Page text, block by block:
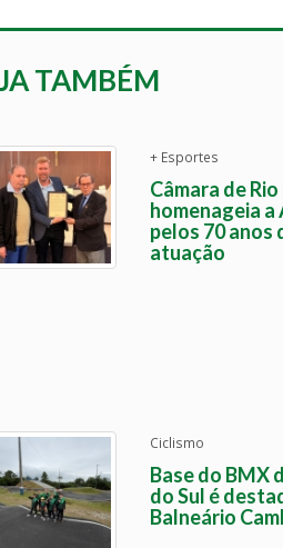
TAMBÉM
+ Esportes
Câmara de Rio
homenageia a
pelos 70 anos
atuação
Ciclismo
Base do BMX
do Sul é
Balneário